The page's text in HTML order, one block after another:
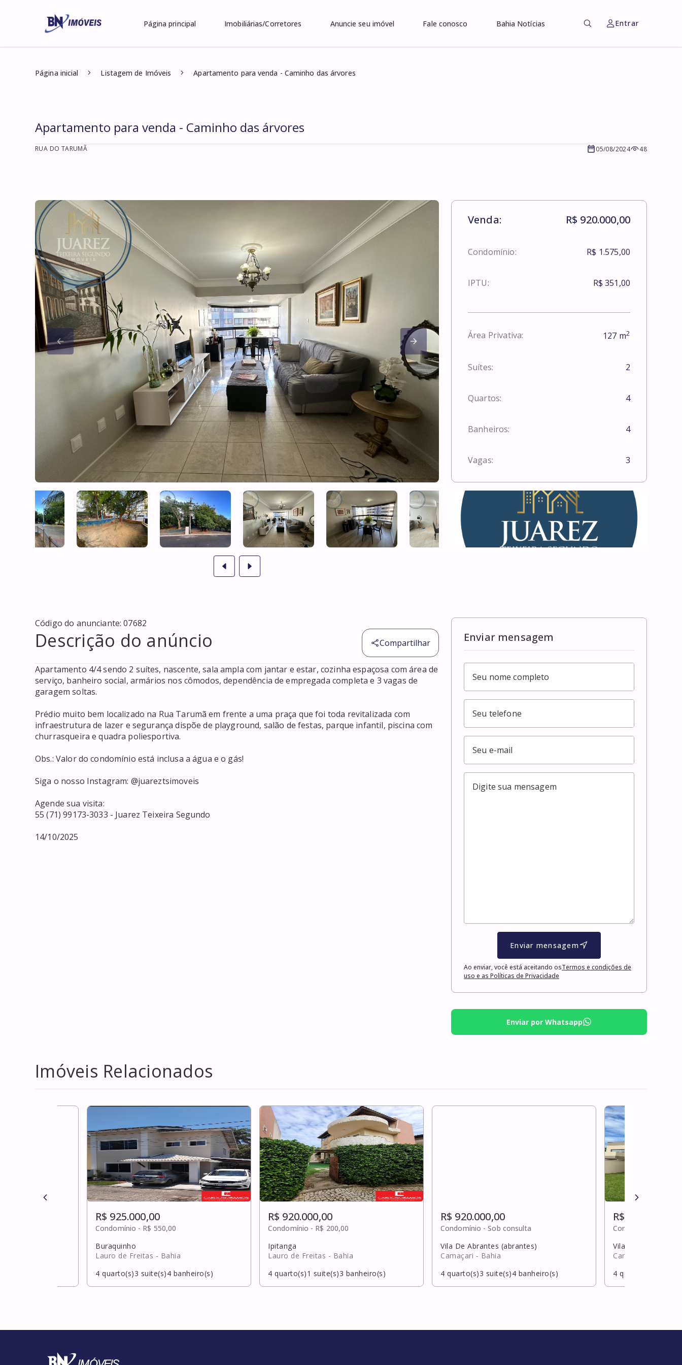
Página principal Imobiliárias/Corretores Anuncie seu imóvel Fale conosco Bahia Notícias Entrar
Página inicial Listagem de Imóveis Apartamento para venda - Caminho das árvores
Apartamento para venda - Caminho das árvores
RUA DO TARUMÃ 05/08/2024 48
Venda: R$ 920.000,00
Condomínio: R$ 1.575,00
IPTU: R$ 351,00
Área Privativa: 127 m2
Suítes: 2
Quartos: 4
Banheiros: 4
Vagas: 3
Código do anunciante:07682
Descrição do anúncio Compartilhar
Apartamento 4/4 sendo 2 suítes, nascente, sala ampla com jantar e estar, cozinha espaçosa com área de
serviço, banheiro social, armários nos cômodos, dependência de empregada completa e 3 vagas de
garagem soltas.
Prédio muito bem localizado na Rua Tarumã em frente a uma praça que foi toda revitalizada com
infraestrutura de lazer e segurança dispõe de playground, salão de festas, parque infantil, piscina com
churrasqueira e quadra poliesportiva.
Obs.: Valor do condomínio está inclusa a água e o gás!
Siga o nosso Instagram: @juareztsimoveis
Agende sua visita:
55 (71) 99173-3033 - Juarez Teixeira Segundo
14/10/2025
Enviar mensagem
Enviar mensagem
Ao enviar, você está aceitando osTermos e condições de
uso e as Políticas de Privacidade
Enviar por Whatsapp
Imóveis Relacionados
R$ 925.000,00
Condomínio - R$ 550,00
Buraquinho
Lauro de Freitas - Bahia
4 quarto(s)3 suite(s)4 banheiro(s)
R$ 920.000,00
Condomínio - R$ 200,00
Ipitanga
Lauro de Freitas - Bahia
4 quarto(s)1 suite(s)3 banheiro(s)
R$ 920.000,00
Condomínio -Sob consulta
Vila De Abrantes (abrantes)
Camaçari - Bahia
4 quarto(s)3 suite(s)4 banheiro(s)
R$ 920.000,00
Condomínio -
Vila De Abrantes
Camaçari
4 quarto(s)